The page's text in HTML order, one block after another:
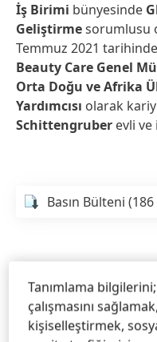
İş Birimi bünyesinde
Geliştirmesorumlusu
Temmuz 2021
Beauty Care Genel
Orta Doğu ve Afrika
Yardımcısı olarak
Schittengruber evli
Basın Bülteni(186
Tanımlama
çalışmasını
kişiselleştirmek,